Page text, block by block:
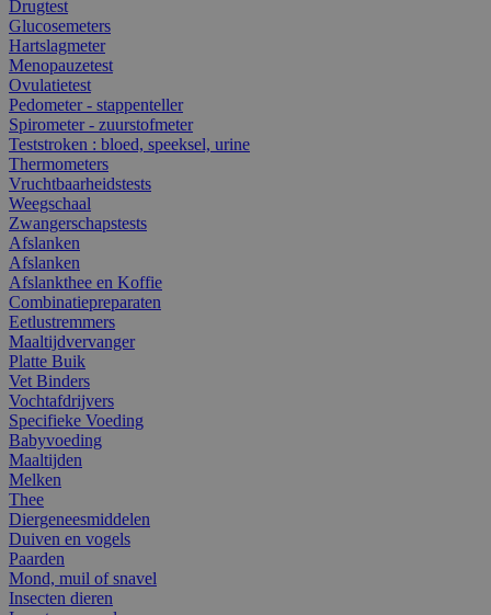
Drugtest
Glucosemeters
Hartslagmeter
Menopauzetest
Ovulatietest
Pedometer - stappenteller
Spirometer - zuurstofmeter
Teststroken : bloed, speeksel, urine
Thermometers
Vruchtbaarheidstests
Weegschaal
Zwangerschapstests
Afslanken
Afslanken
Afslankthee en Koffie
Combinatiepreparaten
Eetlustremmers
Maaltijdvervanger
Platte Buik
Vet Binders
Vochtafdrijvers
Specifieke Voeding
Babyvoeding
Maaltijden
Melken
Thee
Diergeneesmiddelen
Duiven en vogels
Paarden
Mond, muil of snavel
Insecten dieren